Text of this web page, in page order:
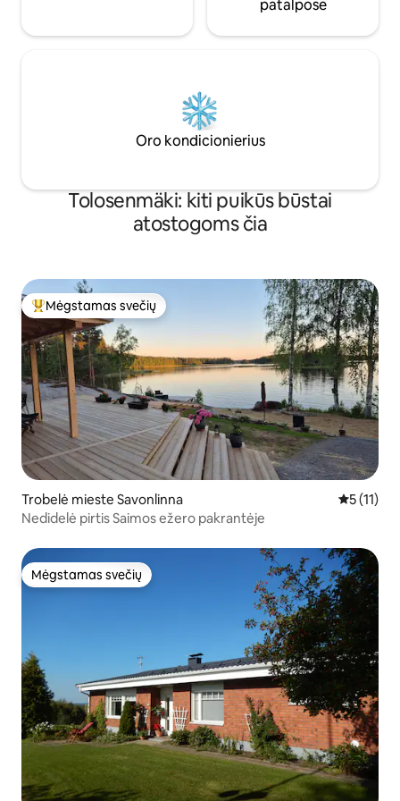
patalpose
Oro kondicionierius
Tolosenmäki: kiti puikūs būstai
atostogoms čia
Svečių mėgstamiausias
Mėgstamas svečių
Trobelė mieste Savonlinna Vidutinis
5 (11)
Nedidelė pirtis Saimos ežero pakrantėje
Mėgstamas svečių
Mėgstamas svečių